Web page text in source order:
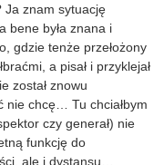
Ja znam sytuację
bene była znana i
gdzie tenże przełożony
a pisał i przyklejał
został znowu
nie chcę… Tu chciałbym
czy generał) nie
funkcję do
ale i dystansu…